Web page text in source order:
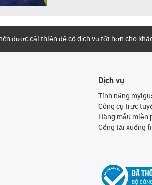
được cải thiện để có dịch vụ tốt hơn cho
Dịch vụ
Tính năng
Công cụ trực
Hàng mẫu miễn
Cổng tải xuống